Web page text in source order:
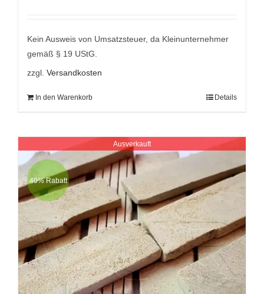
9,95 €
5,95 €.
Kein Ausweis von Umsatzsteuer, da Kleinunternehmer
gemäß § 19 UStG.
zzgl. Versandkosten
In den Warenkorb Details
Ausverkauft
40% Rabatt